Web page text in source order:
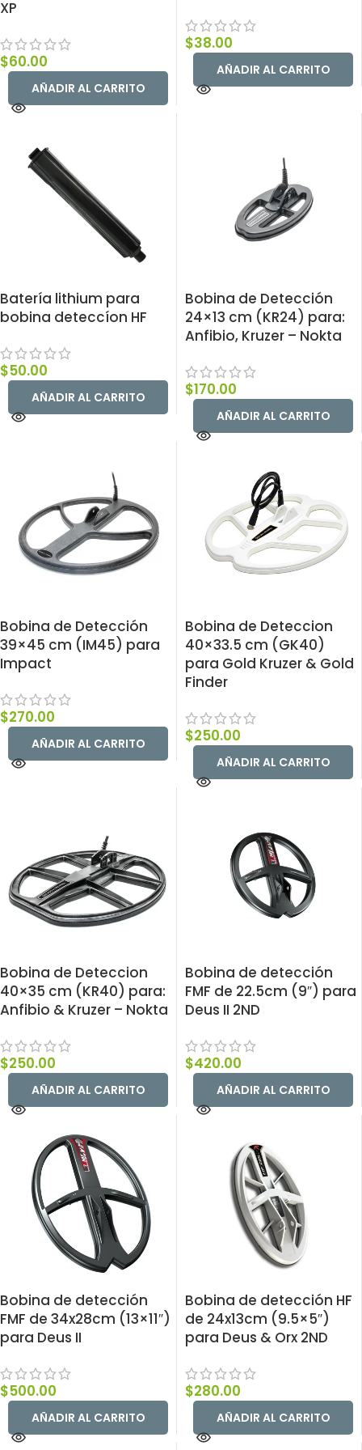
XP
$60.00
AÑADIR AL CARRITO
$38.00
AÑADIR AL CARRITO
Batería lithium para
bobina deteccíon HF
$50.00
AÑADIR AL CARRITO
Bobina de Detección
24×13 cm (KR24) para:
Anfibio, Kruzer – Nokta
$170.00
AÑADIR AL CARRITO
Bobina de Detección
39×45 cm (IM45) para
Impact
$270.00
AÑADIR AL CARRITO
Bobina de Deteccion
40×33.5 cm (GK40)
para Gold Kruzer & Gold
Finder
$250.00
AÑADIR AL CARRITO
Bobina de Deteccion
40×35 cm (KR40) para:
Anfibio & Kruzer – Nokta
$250.00
AÑADIR AL CARRITO
Bobina de detección
FMF de 22.5cm (9″) para
Deus II 2ND
$420.00
AÑADIR AL CARRITO
Bobina de detección
FMF de 34x28cm (13×11″)
para Deus II
$500.00
AÑADIR AL CARRITO
Bobina de detección HF
de 24x13cm (9.5×5″)
para Deus & Orx 2ND
$280.00
AÑADIR AL CARRITO